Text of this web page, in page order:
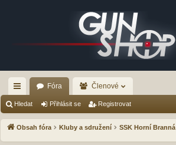
yc
hl
Fóra Členové
Hledat Přihlásit se Registrovat
Obsah fóra Kluby a sdružení SSK Horní Branná